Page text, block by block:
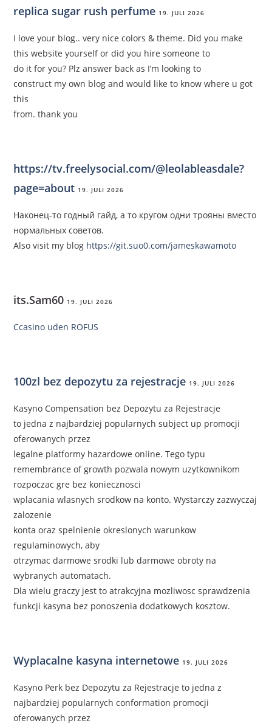
replica sugar rush perfume 19. JULI 2026
I love your blog.. very nice colors & theme. Did you make
this website yourself or did you hire someone to
do it for you? Plz answer back as I’m looking to
construct my own blog and would like to know where u got
this
from. thank you
https://tv.freelysocial.com/@leolableasdale?
page=about 19. JULI 2026
Наконец-то годный гайд, а то кругом одни трояны вместо
нормальных советов.
Also visit my blog https://git.suo0.com/jameskawamoto
its.Sam60 19. JULI 2026
Ccasino uden ROFUS
100zl bez depozytu za rejestracje 19. JULI 2026
Kasyno Compensation bez Depozytu za Rejestracje
to jedna z najbardziej popularnych subject up promocji
oferowanych przez
legalne platformy hazardowe online. Tego typu
remembrance of growth pozwala nowym uzytkownikom
rozpoczac gre bez koniecznosci
wplacania wlasnych srodkow na konto. Wystarczy zazwyczaj
zalozenie
konta oraz spelnienie okreslonych warunkow
regulaminowych, aby
otrzymac darmowe srodki lub darmowe obroty na
wybranych automatach.
Dla wielu graczy jest to atrakcyjna mozliwosc sprawdzenia
funkcji kasyna bez ponoszenia dodatkowych kosztow.
Wyplacalne kasyna internetowe 19. JULI 2026
Kasyno Perk bez Depozytu za Rejestracje to jedna z
najbardziej popularnych conformation promocji
oferowanych przez